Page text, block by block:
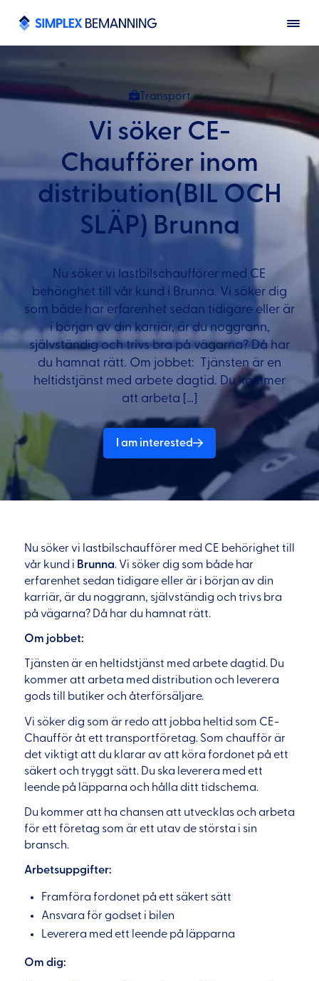
Transport
Vi söker CE-
Chaufförer inom
distribution(BIL OCH
SLÄP) Brunna
Nu söker vi lastbilschaufförer med CE
behörighet till vår kund i Brunna. Vi söker dig
som både har erfarenhet sedan tidigare eller är
i början av din karriär, är du noggrann,
självständig och trivs bra på vägarna? Då har
du hamnat rätt. Om jobbet: Tjänsten är en
heltidstjänst med arbete dagtid. Du kommer
att arbeta […]
I am interested
Nu söker vi lastbilschaufförer med CE behörighet till
vår kund i Brunna. Vi söker dig som både har
erfarenhet sedan tidigare eller är i början av din
karriär, är du noggrann, självständig och trivs bra
på vägarna? Då har du hamnat rätt.
Om jobbet:
Tjänsten är en heltidstjänst med arbete dagtid. Du
kommer att arbeta med distribution och leverera
gods till butiker och återförsäljare.
Vi söker dig som är redo att jobba heltid som CE-
Chaufför åt ett transportföretag. Som chaufför är
det viktigt att du klarar av att köra fordonet på ett
säkert och tryggt sätt. Du ska leverera med ett
leende på läpparna och hålla ditt tidschema.
Du kommer att ha chansen att utvecklas och arbeta
för ett företag som är ett utav de största i sin
bransch.
Arbetsuppgifter:
Framföra fordonet på ett säkert sätt
Ansvara för godset i bilen
Leverera med ett leende på läpparna
Om dig: